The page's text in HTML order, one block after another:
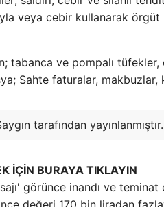
veya cebir kullanarak
tabanca ve pompalı
Sahte faturalar,
tarafından yayınlanmıştır.
İÇİN BURAYA TIKLAYIN